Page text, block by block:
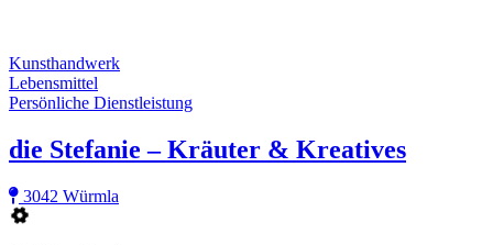
Kunsthandwerk
Lebensmittel
Persönliche Dienstleistung
die Stefanie – Kräuter & Kreatives
3042 Würmla